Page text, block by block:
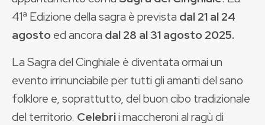
41ª Edizione della sagra è prevista dal 21 al 24
agostoed ancora dal 28 al 31 agosto 2025.
La Sagra del Cinghiale è diventata ormai un
evento irrinunciabile per tutti gli amanti del sano
folklore e, soprattutto, del buon cibo tradizionale
del territorio. Celebrii maccheroni al ragù di